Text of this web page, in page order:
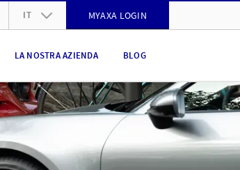
IT
IT
EN
MYAXA LOGIN
LA NOSTRA AZIENDA BLOG